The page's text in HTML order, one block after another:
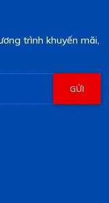
trình khuyến mãi,